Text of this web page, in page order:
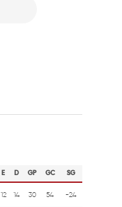
E D GP GC SG
12 14 30 54 -24